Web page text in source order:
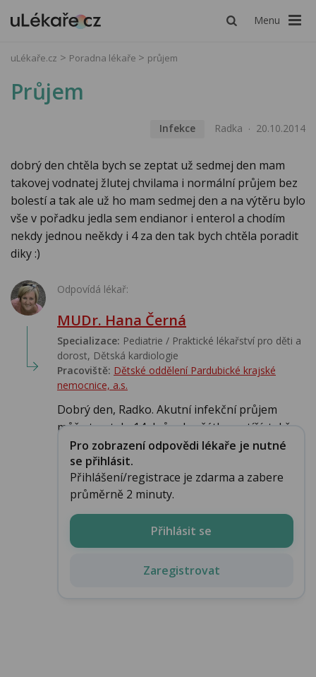
Menu
uLékaře.cz Poradna lékaře průjem
Průjem
Infekce Radka 20.10.2014
dobrý den chtěla bych se zeptat už sedmej den mam
takovej vodnatej žlutej chvilama i normální průjem bez
bolestí a tak ale už ho mam sedmej den a na výtěru bylo
vše v pořadku jedla sem endianor i enterol a chodím
nekdy jednou neěkdy i 4 za den tak bych chtěla poradit
diky :)
Odpovídá lékař:
MUDr. Hana Černá
Specializace: Pediatrie / Praktické lékařství pro děti a
dorost, Dětská kardiologie
Pracoviště: Dětské oddělení Pardubické krajské
nemocnice, a.s.
Dobrý den, Radko. Akutní infekční průjem
může trvat do 14 dnů od začátku potíží, takže...
Pro zobrazení odpovědi lékaře je nutné
se přihlásit.
Přihlášení/registrace je zdarma a zabere
průměrně 2 minuty.
Přihlásit se
Zaregistrovat